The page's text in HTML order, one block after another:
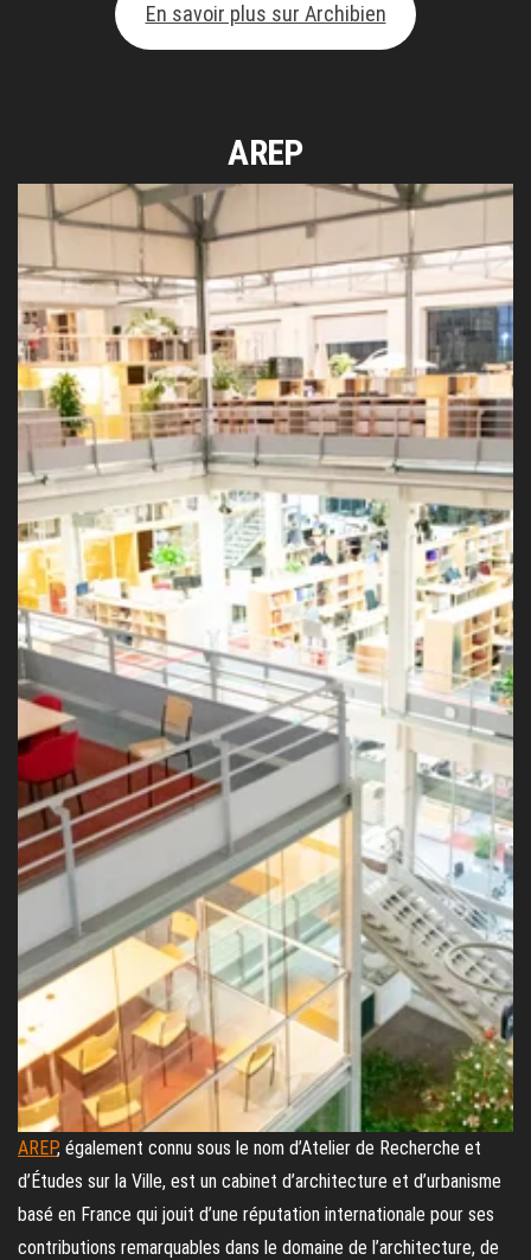
En savoir plus sur Archibien
AREP
AREP, également connu sous le nom d’Atelier de Recherche et
d’Études sur la Ville, est un cabinet d’architecture et d’urbanisme
basé en France qui jouit d’une réputation internationale pour ses
contributions remarquables dans le domaine de l’architecture, de